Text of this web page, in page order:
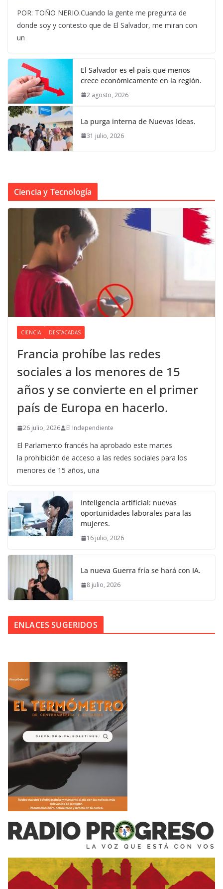
POR: TOÑO NERIO.Cuando la gente me pregunta de
donde soy y contesto que de El Salvador, me miran con
un
El Salvador es el país que menos
crece económicamente en la región.
2 agosto, 2026
La purga interna de Nuevas Ideas.
31 julio, 2026
Ciencia y Tecnología
CIENCIA DESTACADAS
Francia prohíbe las redes
sociales a los menores de 15
años y se convierte en el primer
país de Europa en hacerlo.
26 julio, 2026 El Independiente
El Parlamento francés ha aprobado este martes
la prohibición de acceso a las redes sociales para los
menores de 15 años, una
Inteligencia artificial: nuevas
oportunidades laborales para las
mujeres.
16 julio, 2026
La nueva Guerra fría se hará con IA.
8 julio, 2026
ENLACES SUGERIDOS